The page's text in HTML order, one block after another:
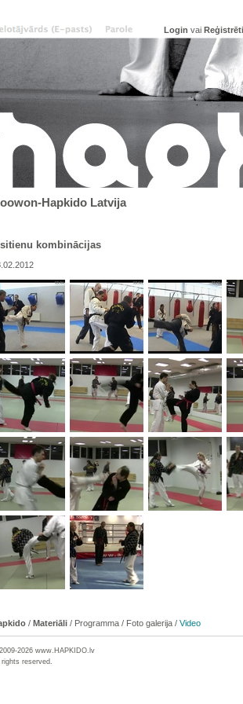
vai
Hapkido Latvija
sitienu kombinācijas
/ Materiāli / Programma / Foto galerija / Video
2026 www.HAPKIDO.lv
rights reserved.